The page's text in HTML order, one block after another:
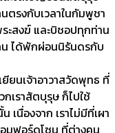
รงกับเวลาในกัมพูชา
ะสงฆ์ และบิชอปทุกท่าน
ได้พักผ่อนนิรันดรกับ
ยนเจ้าอาวาสวัดพุทธ ที่
เราสัตบุรุษ ก็ไปใช้
นื่องจาก เราไม่มีที่เผา
มฟอร์ดโซน ที่ต่างคน